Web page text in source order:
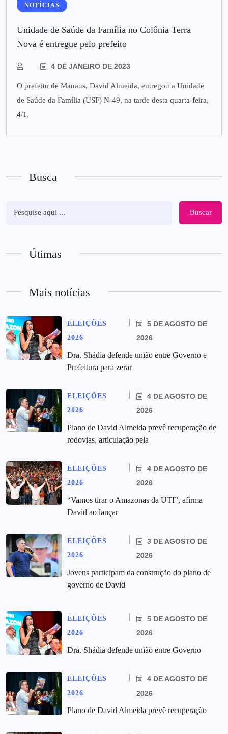
NOTÍCIAS
Unidade de Saúde da Família no Colônia Terra
Nova é entregue pelo prefeito
4 DE JANEIRO DE 2023
O prefeito de Manaus, David Almeida, entregou a Unidade
de Saúde da Família (USF) N-49, na tarde desta quarta-feira,
4/1,
Busca
Buscar
Útimas
Mais notícias
ELEIÇÕES
2026
5 DE AGOSTO DE
2026
Dra. Shádia defende união entre Governo e
Prefeitura para zerar
ELEIÇÕES
2026
4 DE AGOSTO DE
2026
Plano de David Almeida prevê recuperação de
rodovias, articulação pela
ELEIÇÕES
2026
4 DE AGOSTO DE
2026
“Vamos tirar o Amazonas da UTI”, afirma
David ao lançar
ELEIÇÕES
2026
3 DE AGOSTO DE
2026
Jovens participam da construção do plano de
governo de David
ELEIÇÕES
2026
5 DE AGOSTO DE
2026
Dra. Shádia defende união entre Governo
ELEIÇÕES
2026
4 DE AGOSTO DE
2026
Plano de David Almeida prevê recuperação